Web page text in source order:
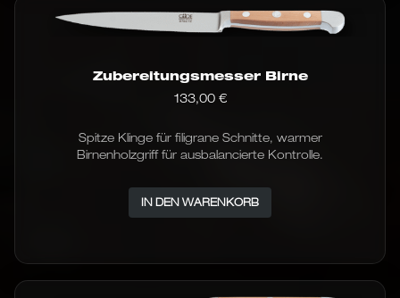
Zubereitungsmesser Birne
133,00 €
Spitze Klinge für filigrane Schnitte, warmer
Birnenholzgriff für ausbalancierte Kontrolle.
IN DEN WARENKORB